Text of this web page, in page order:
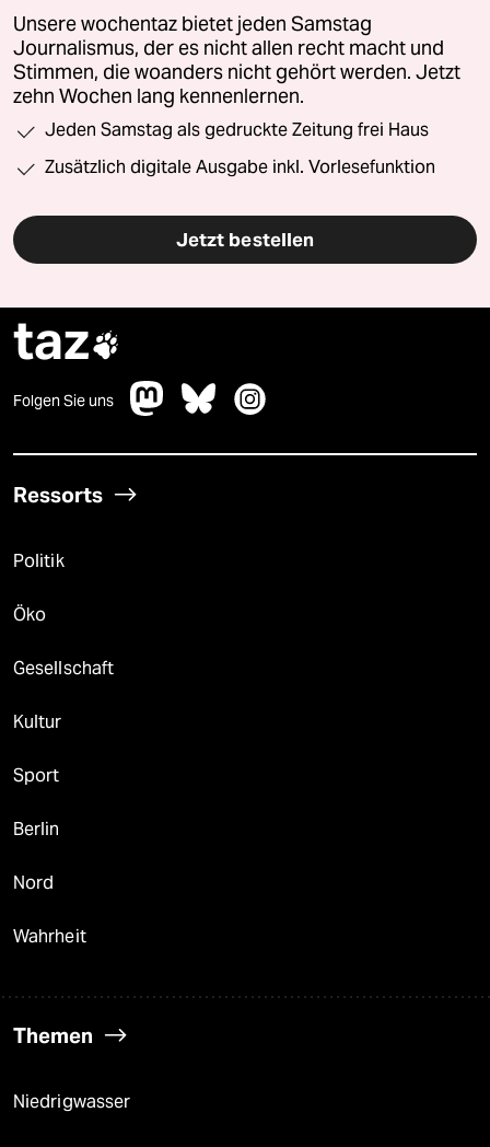
Unsere wochentaz bietet jeden Samstag
Journalismus, der es nicht allen recht macht und
Stimmen, die woanders nicht gehört werden. Jetzt
zehn Wochen lang kennenlernen.
Jeden Samstag als gedruckte Zeitung frei Haus
Zusätzlich digitale Ausgabe inkl. Vorlesefunktion
Jetzt bestellen
taz
Folgen Sie uns
Ressorts
Politik
Öko
Gesellschaft
Kultur
Sport
Berlin
Nord
Wahrheit
Themen
Niedrigwasser